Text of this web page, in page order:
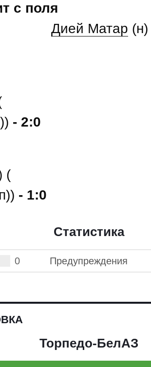
с поля
Дией Матар
- 2:0
(
- 1:0
Статистика
0 Предупреждения
Торпедо-БелАЗ